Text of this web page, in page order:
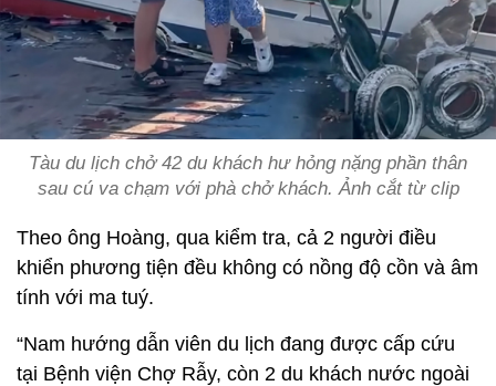
Tàu du lịch chở 42 du khách hư hỏng nặng phần thân
sau cú va chạm với phà chở khách. Ảnh cắt từ clip
Theo ông Hoàng, qua kiểm tra, cả 2 người điều
khiển phương tiện đều không có nồng độ cồn và âm
tính với ma tuý.
“Nam hướng dẫn viên du lịch đang được cấp cứu
tại Bệnh viện Chợ Rẫy, còn 2 du khách nước ngoài